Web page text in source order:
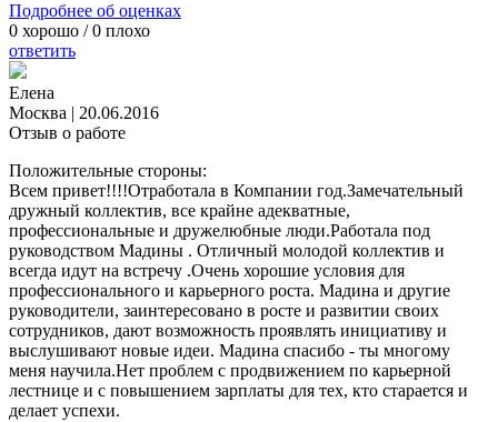
Подробнее об оценках
0 хорошо /0 плохо
ответить
Елена
Москва | 20.06.2016
Отзыв о работе
Положительные стороны:
Всем привет!!!!Отработала в Компании год.Замечательный
дружный коллектив, все крайне адекватные,
профессиональные и дружелюбные люди.Работала под
руководством Мадины . Отличный молодой коллектив и
всегда идут на встречу .Очень хорошие условия для
профессионального и карьерного роста. Мадина и другие
руководители, заинтересовано в росте и развитии своих
сотрудников, дают возможность проявлять инициативу и
выслушивают новые идеи. Мадина спасибо - ты многому
меня научила.Нет проблем с продвижением по карьерной
лестнице и с повышением зарплаты для тех, кто старается и
делает успехи.